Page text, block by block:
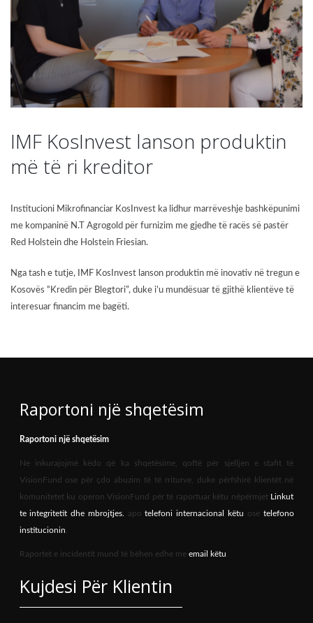
IMF KosInvest lanson produktin
më të ri kreditor
Institucioni Mikrofinanciar KosInvest ka lidhur marrëveshje bashkëpunimi
me kompaninë N.T Agrogold për furnizim me gjedhe të racës së pastër
Red Holstein dhe Holstein Friesian.
Nga tash e tutje, IMF KosInvest lanson produktin më inovativ në tregun e
Kosovës “Kredin për Blegtori”, duke i’u mundësuar të gjithë klientëve të
interesuar financim me bagëti.
Raportoni një shqetësim
Raportoni një shqetësim
Ne inkurajojmë këdo që ka shqetësime, qoftë për sjelljen e stafit të
VisionFund ose për çdo abuzim të të rriturve, duke përfshirë klientët në
komunitetet ku operon VisionFund për të raportuar këtu nëpërmjet Linkut
te integritetit dhe mbrojtjes. apotelefoni internacional këtu ose telefono
institucionin
Raportet e incidentit mund të bëhen edhe me email këtu
Kujdesi Për Klientin